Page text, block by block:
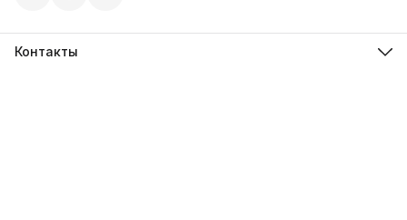
Контакты